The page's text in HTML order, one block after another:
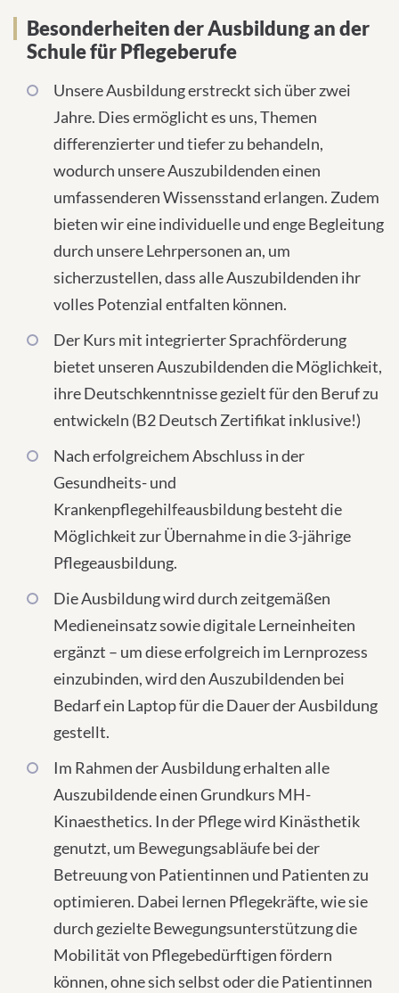
Besonderheiten der Ausbildung an der
Schule für Pflegeberufe
Unsere Ausbildung erstreckt sich über zwei
Jahre. Dies ermöglicht es uns, Themen
differenzierter und tiefer zu behandeln,
wodurch unsere Auszubildenden einen
umfassenderen Wissensstand erlangen. Zudem
bieten wir eine individuelle und enge Begleitung
durch unsere Lehrpersonen an, um
sicherzustellen, dass alle Auszubildenden ihr
volles Potenzial entfalten können.
Der Kurs mit integrierter Sprachförderung
bietet unseren Auszubildenden die Möglichkeit,
ihre Deutschkenntnisse gezielt für den Beruf zu
entwickeln (B2 Deutsch Zertifikat inklusive!)
Nach erfolgreichem Abschluss in der
Gesundheits- und
Krankenpflegehilfeausbildung besteht die
Möglichkeit zur Übernahme in die 3-jährige
Pflegeausbildung.
Die Ausbildung wird durch zeitgemäßen
Medieneinsatz sowie digitale Lerneinheiten
ergänzt – um diese erfolgreich im Lernprozess
einzubinden, wird den Auszubildenden bei
Bedarf ein Laptop für die Dauer der Ausbildung
gestellt.
Im Rahmen der Ausbildung erhalten alle
Auszubildende einen Grundkurs MH-
Kinaesthetics. In der Pflege wird Kinästhetik
genutzt, um Bewegungsabläufe bei der
Betreuung von Patientinnen und Patienten zu
optimieren. Dabei lernen Pflegekräfte, wie sie
durch gezielte Bewegungsunterstützung die
Mobilität von Pflegebedürftigen fördern
können, ohne sich selbst oder die Patientinnen